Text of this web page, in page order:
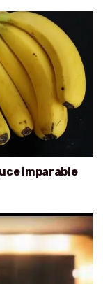
imparable